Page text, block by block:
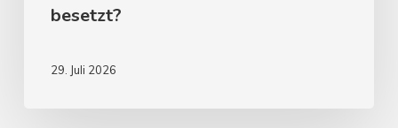
besetzt?
29. Juli 2026